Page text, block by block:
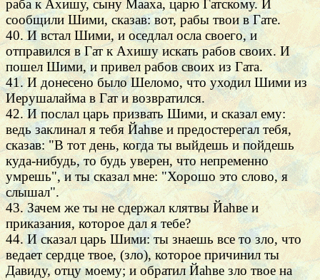
раба к Ахишу, сыну Мааха, царю Гатскому. И
сообщили Шими, сказав: вот, рабы твои в Гате.
40. И встал Шими, и оседлал осла своего, и
отправился в Гат к Ахишу искать рабов своих. И
пошел Шими, и привел рабов своих из Гата.
41. И донесено было Шеломо, что уходил Шими из
Иерушалайма в Гат и возвратился.
42. И послал царь призвать Шими, и сказал ему:
ведь заклинал я тебя Йаhве и предостерегал тебя,
сказав: "В тот день, когда ты выйдешь и пойдешь
куда-нибудь, то будь уверен, что непременно
умрешь", и ты сказал мне: "Хорошо это слово, я
слышал".
43. Зачем же ты не сдержал клятвы Йаhве и
приказания, которое дал я тебе?
44. И сказал царь Шими: ты знаешь все то зло, что
ведает сердце твое, (зло), которое причинил ты
Давиду, отцу моему; и обратил Йаhве зло твое на